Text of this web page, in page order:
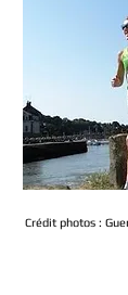
Crédit photos :